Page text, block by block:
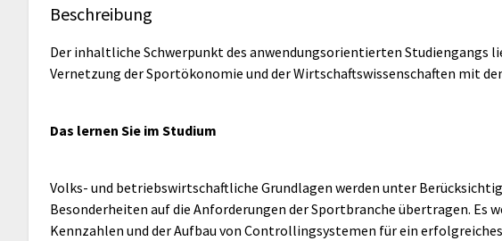
Beschreibung
Der inhaltliche Schwerpunkt des anwendungsorientierten Studiengangs
Vernetzung der Sportökonomie und der Wirtschaftswissenschaften mit
Das lernen Sie im Studium
Volks- und betriebswirtschaftliche Grundlagen werden unter
Besonderheiten auf die Anforderungen der Sportbranche übertragen. Es
Kennzahlen und der Aufbau von Controllingsystemen für ein